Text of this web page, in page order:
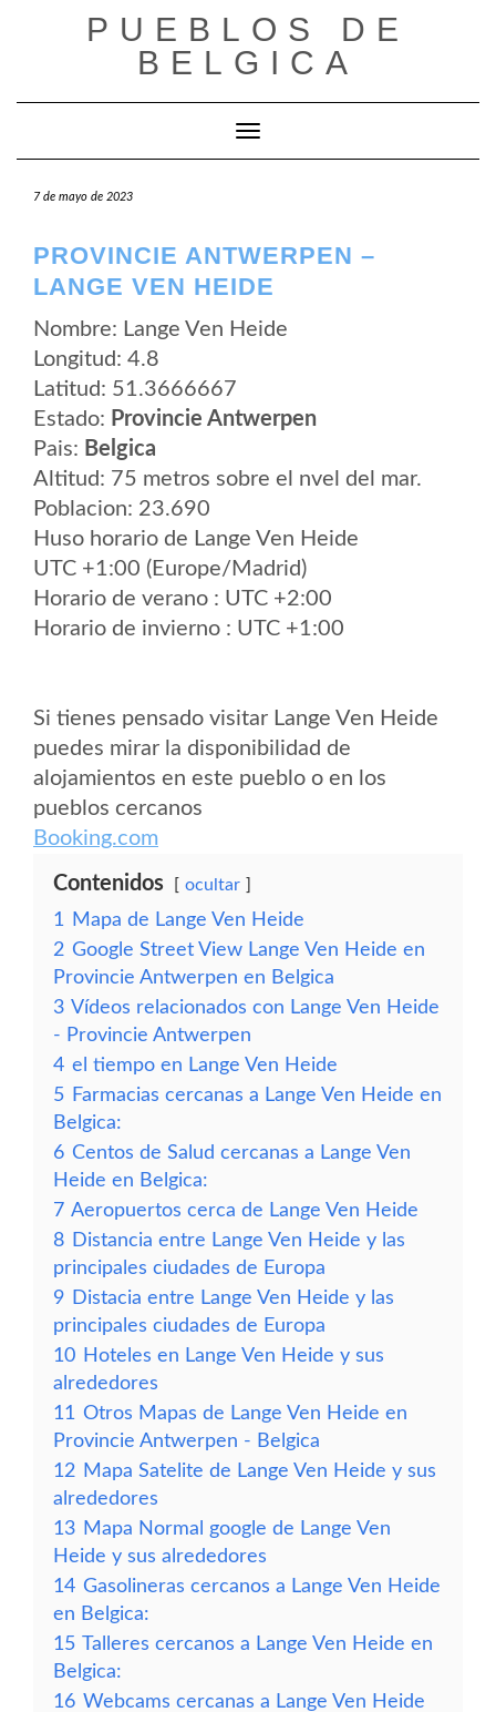
PUEBLOS DE
BELGICA
Cambiar modo de navegación
7 de mayo de 2023
PROVINCIE ANTWERPEN –
LANGE VEN HEIDE
Nombre: Lange Ven Heide
Longitud: 4.8
Latitud: 51.3666667
Estado: Provincie Antwerpen
Pais: Belgica
Altitud: 75 metros sobre el nvel del mar.
Poblacion: 23.690
Huso horario de Lange Ven Heide
UTC +1:00 (Europe/Madrid)
Horario de verano : UTC +2:00
Horario de invierno : UTC +1:00
Si tienes pensado visitar Lange Ven Heide
puedes mirar la disponibilidad de
alojamientos en este pueblo o en los
pueblos cercanos
Booking.com
Contenidos ocultar
1
Mapa de Lange Ven Heide
2 Google Street View Lange Ven Heide en
Provincie Antwerpen en Belgica
3 Vídeos relacionados con Lange Ven Heide
- Provincie Antwerpen
4 el tiempo en Lange Ven Heide
5 Farmacias cercanas a Lange Ven Heide en
Belgica:
6 Centos de Salud cercanas a Lange Ven
Heide en Belgica:
7 Aeropuertos cerca de Lange Ven Heide
8 Distancia entre Lange Ven Heide y las
principales ciudades de Europa
9 Distacia entre Lange Ven Heide y las
principales ciudades de Europa
10 Hoteles en Lange Ven Heide y sus
alrededores
11 Otros Mapas de Lange Ven Heide en
Provincie Antwerpen - Belgica
12 Mapa Satelite de Lange Ven Heide y sus
alrededores
13 Mapa Normal google de Lange Ven
Heide y sus alrededores
14 Gasolineras cercanos a Lange Ven Heide
en Belgica:
15 Talleres cercanos a Lange Ven Heide en
Belgica:
16 Webcams cercanas a Lange Ven Heide